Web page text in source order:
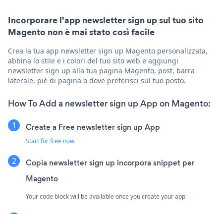
Incorporare l'app newsletter sign up sul tuo sito
Magento non è mai stato così facile
Crea la tua app newsletter sign up Magento personalizzata,
abbina lo stile e i colori del tuo sito web e aggiungi
newsletter sign up alla tua pagina Magento, post, barra
laterale, piè di pagina o dove preferisci sul tuo posto.
How To Add a newsletter sign up App on Magento:
Create a Free newsletter sign up App
Start for free now
Copia newsletter sign up incorpora snippet per
Magento
Your code block will be available once you create your app